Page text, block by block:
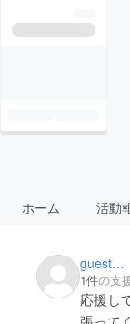
ホーム 活動
guest75221a26ba74
1件の支
応援し